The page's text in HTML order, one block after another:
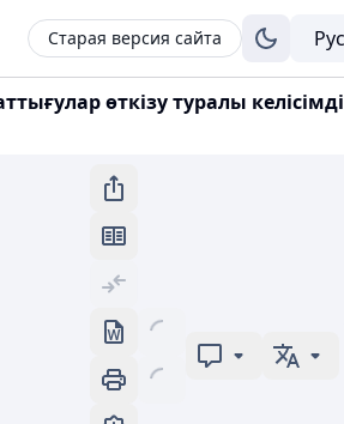
Старая версия сайта
өткізу туралы келісімді